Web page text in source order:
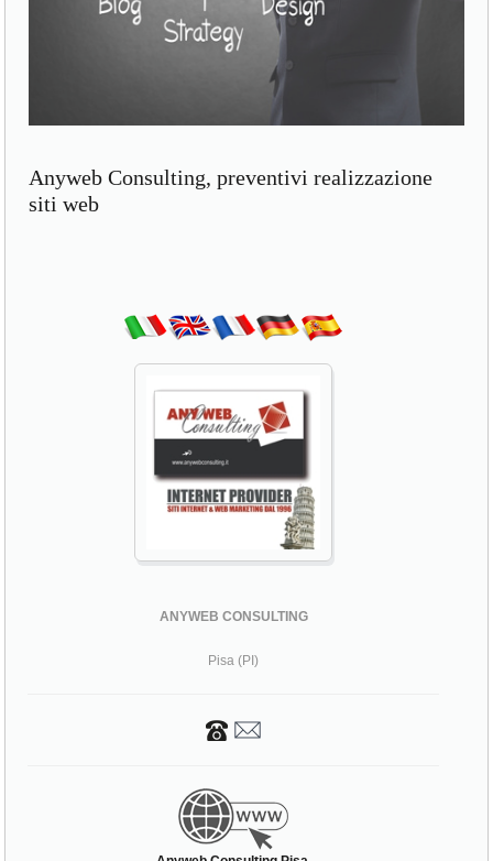
Anyweb Consulting, preventivi realizzazione
siti web
ANYWEB CONSULTING
Pisa (PI)